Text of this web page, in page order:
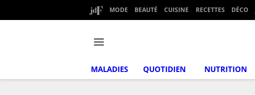
MODE BEAUTÉ CUISINE RECETTES DÉCO
MALADIES QUOTIDIEN NUTRITION